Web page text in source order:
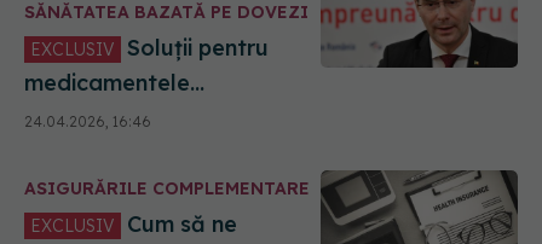
SĂNĂTATEA BAZATĂ PE DOVEZI
EXCLUSIV
medicamentele
inovatoare. Conf. univ. dr.
Horațiu Moldovan (CNAS):
24.04.2026, 16:46
ASIGURĂRILE COMPLEMENTARE
EXCLUSIV